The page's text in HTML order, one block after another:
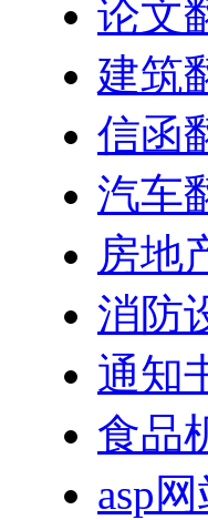
论文
建筑
信函
汽车
房地
消防
通知
食品
asp